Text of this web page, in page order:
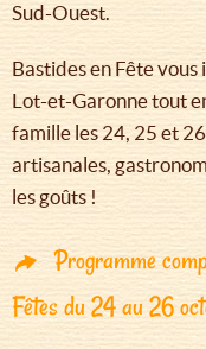
Sud-Ouest.
Bastides en Fête
Lot-et-Garonne tout
famille les 24, 25 et
artisanales,
les goûts !
Programme
Fêtes du 24 au 26